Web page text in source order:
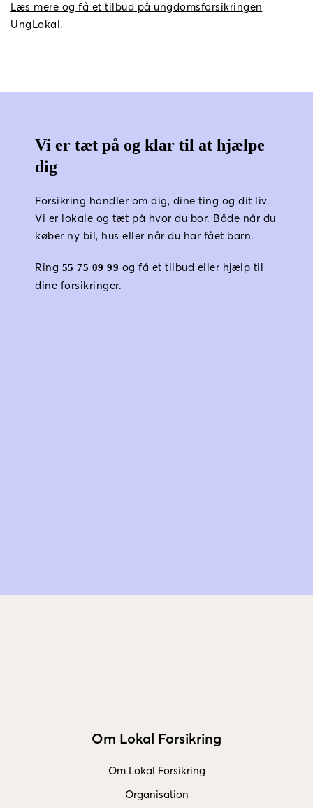
Læs mere og få et tilbud på ungdomsforsikringen
UngLokal.
Vi er tæt på og klar til at hjælpe
dig
Forsikring handler om dig, dine ting og dit liv.
Vi er lokale og tæt på hvor du bor. Både når du
køber ny bil, hus eller når du har fået barn.
Ring 55 75 09 99 og få et tilbud eller hjælp til
dine forsikringer.
Om Lokal Forsikring
Om Lokal Forsikring
Organisation